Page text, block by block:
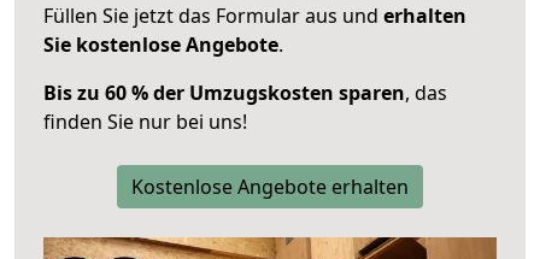
Füllen Sie jetzt das Formular aus und erhalten
Sie kostenlose Angebote.
Bis zu 60 % der Umzugskosten sparen, das
finden Sie nur bei uns!
Kostenlose Angebote erhalten